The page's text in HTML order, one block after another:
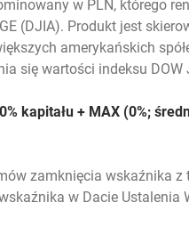
w PLN, którego
(DJIA). Produkt jest
amerykańskich
się wartości indeksu DOW
kapitału + MAX (0%;
zamknięcia wskaźnika z
w Dacie Ustalenia